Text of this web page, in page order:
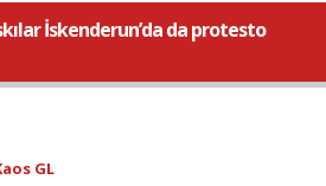
İskenderun’da da protesto
GL